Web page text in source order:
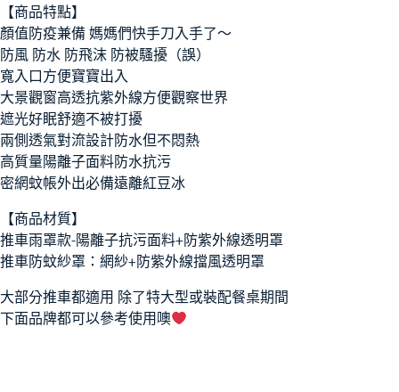
【商品特點】
顏值防疫兼備 媽媽們快手刀入手了～
防風 防水 防飛沫 防被騷擾（誤）
寬入口方便寶寶出入
大景觀窗高透抗紫外線方便觀察世界
遮光好眠舒適不被打擾
兩側透氣對流設計防水但不悶熱
高質量陽離子面料防水抗污
密網蚊帳外出必備遠離紅豆冰
【商品材質】
推車雨罩款-陽離子抗污面料+防紫外線透明罩
推車防蚊紗罩：網紗+防紫外線擋風透明罩
大部分推車都適用 除了特大型或裝配餐桌期間
下面品牌都可以參考使用噢